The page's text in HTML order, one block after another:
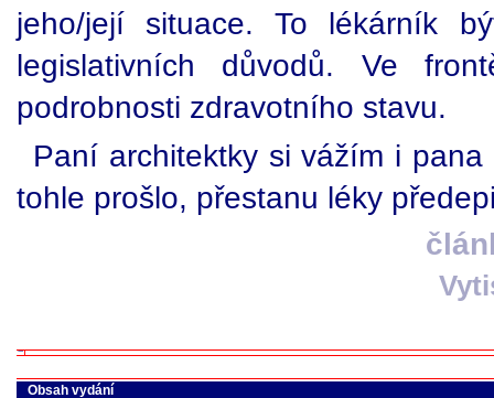
jeho/její situace. To lékárník
legislativních důvodů. Ve
podrobnosti zdravotního stavu.
Paní architektky si vážím i
tohle prošlo, přestanu léky
Obsah vydání